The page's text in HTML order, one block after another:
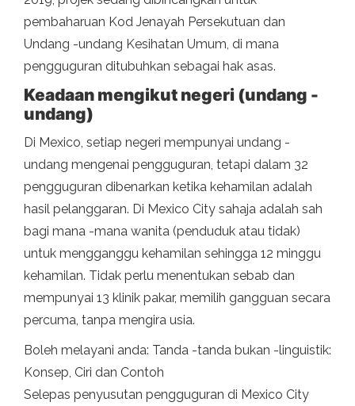
pembaharuan Kod Jenayah Persekutuan dan
Undang -undang Kesihatan Umum, di mana
pengguguran ditubuhkan sebagai hak asas.
Keadaan mengikut negeri (undang -
undang)
Di Mexico, setiap negeri mempunyai undang -
undang mengenai pengguguran, tetapi dalam 32
pengguguran dibenarkan ketika kehamilan adalah
hasil pelanggaran. Di Mexico City sahaja adalah sah
bagi mana -mana wanita (penduduk atau tidak)
untuk mengganggu kehamilan sehingga 12 minggu
kehamilan. Tidak perlu menentukan sebab dan
mempunyai 13 klinik pakar, memilih gangguan secara
percuma, tanpa mengira usia.
Boleh melayani anda: Tanda -tanda bukan -linguistik:
Konsep, Ciri dan Contoh
Selepas penyusutan pengguguran di Mexico City